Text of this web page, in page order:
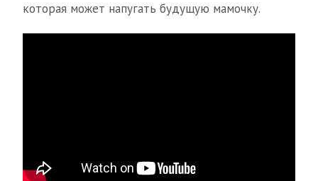
которая может напугать будущую мамочку.